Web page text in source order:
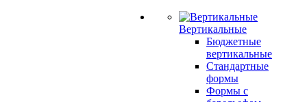
Вертикальные
Бюджетные
вертикальные
Стандартные
формы
Формы с